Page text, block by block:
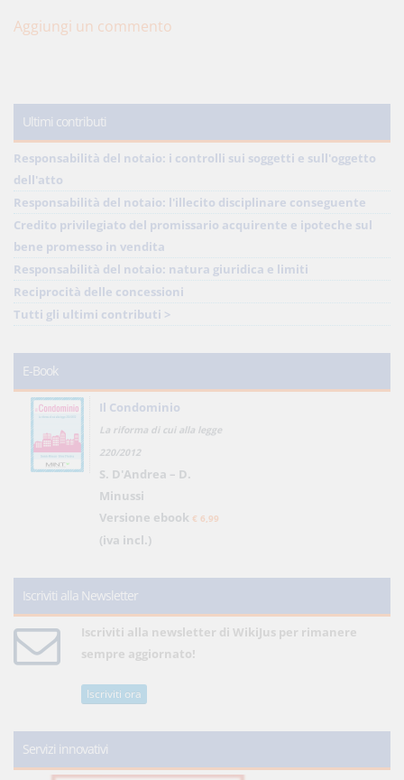
Aggiungi un commento
Ultimi contributi
Responsabilità del notaio: i controlli sui soggetti e sull'oggetto
dell'atto
Responsabilità del notaio: l'illecito disciplinare conseguente
Credito privilegiato del promissario acquirente e ipoteche sul
bene promesso in vendita
Responsabilità del notaio: natura giuridica e limiti
Reciprocità delle concessioni
Tutti gli ultimi contributi >
E-Book
Il Condominio
La riforma di cui alla legge
220/2012
S. D'Andrea – D.
Minussi
Versione ebook € 6,99
(iva incl.)
Iscriviti alla Newsletter
Iscriviti alla newsletter di WikiJus per rimanere
sempre aggiornato!
Iscriviti ora
Servizi innovativi